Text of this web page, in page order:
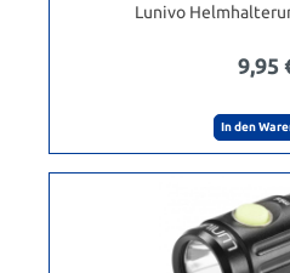
Lunivo
9,95
In den